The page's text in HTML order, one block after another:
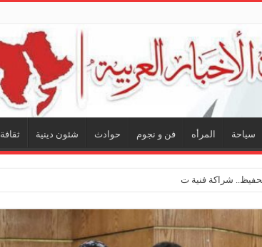
سياحة المرأه فن و نجوم حوادث شئون دينية ثقافة